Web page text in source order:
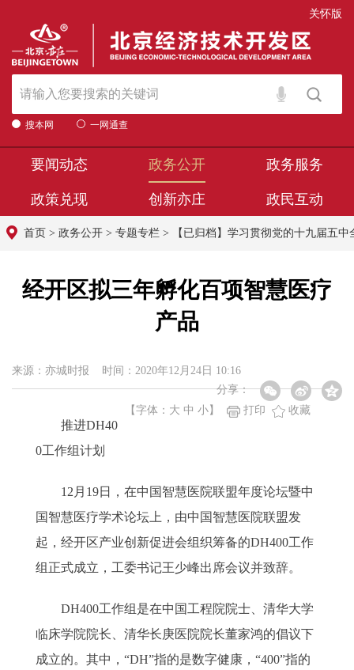
关怀版
搜本网 一网通查
要闻动态 政务公开 政务服务
政策兑现 创新亦庄 政民互动
首页 > 政务公开 > 专题专栏 > 【已归档】学习贯彻党的十九届五中
经开区拟三年孵化百项智慧医疗
产品
来源：亦城时报 时间：2020年12月24日 10:16
分享：
【字体： 大 中 小 】 打印 收藏
推进DH40
0工作组计划
12月19日，在中国智慧医院联盟年度论坛暨中
国智慧医疗学术论坛上，由中国智慧医院联盟发
起，经开区产业创新促进会组织筹备的DH400工作
组正式成立，工委书记王少峰出席会议并致辞。
DH400工作组是在中国工程院院士、清华大学
临床学院院长、清华长庚医院院长董家鸿的倡议下
成立的。其中，“DH”指的是数字健康，“400”指的